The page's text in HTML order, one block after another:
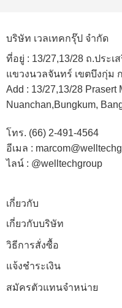
บริษัท เวลเทคกรุ๊ป จำกัด
ที่อยู่ : 13/27,13/28 ถ.ประเ
แขวงนวลจันทร์ เขตบึงกุ่ม
Add : 13/27,13/28 Prasert
Nuanchan,Bungkum,
โทร. (66) 2-491-4564
อีเมล :
ไลน์ : @welltechgroup
เกี่ยวกับ
เกี่ยวกับบริษัท
วิธีการสั่งซื้อ
แจ้งชำระเงิน
สมัครตัวแทนจำหน่าย